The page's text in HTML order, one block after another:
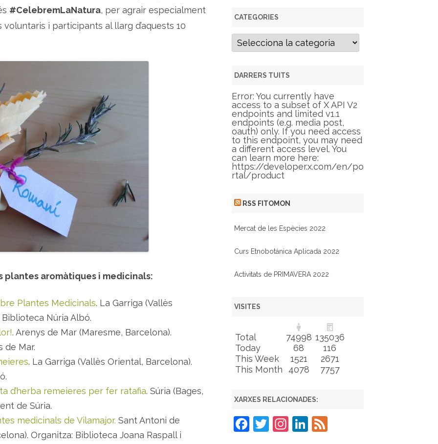
#CelebremLaNatura, per agrair especialment
i participants al llarg d’aquests 10
plantes aromàtiques i medicinals:
Plantes Medicinals. La Garriga (Vallès
Núria Albó.
. Arenys de Mar (Maresme, Barcelona).
de Mar.
. La Garriga (Vallès Oriental, Barcelona).
d’herba remeieres per fer ratafia. Súria (Bages,
de Súria.
medicinals de Vilamajor. Sant Antoni de
Organitza: Biblioteca Joana Raspall i
CATEGORIES
C
g
r
i
e
s
DARRERS TUITS
Error: You currently have
access to a subset of X API V2
endpoints and limited v1.1
endpoints (e.g. media post,
oauth) only. If you need access
to this endpoint, you may need
a different access level. You
can learn more here:
https://developer.x.com/en/po
rtal/product
RSS FITOMON
Mercat de les Espècies 2022
Curs Etnobotánica Aplicada 2022
Activitats de PRIMAVERA 2022
VISITES
Total 74998 135036
Today
68
116
This Week
1521
2671
This Month
4078 7757
XARXES RELACIONADES:
F T In Li F